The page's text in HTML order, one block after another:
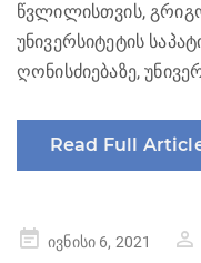
წვლილისთვის,
უნივერსიტეტის
ღონისძიებაზე,
Read Full
Postedივნისი 6, 2021